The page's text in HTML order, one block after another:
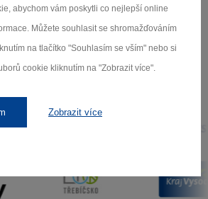
abychom vám poskytli co nejlepší online
Můžete souhlasit se shromažďováním
na tlačítko "Souhlasím se vším" nebo si
cookie kliknutím na "Zobrazit více".
Zobrazit více